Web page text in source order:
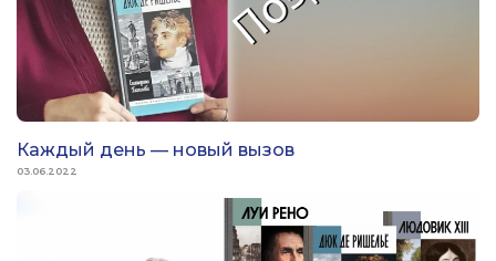
Каждый день — новый вызов
03.06.2022